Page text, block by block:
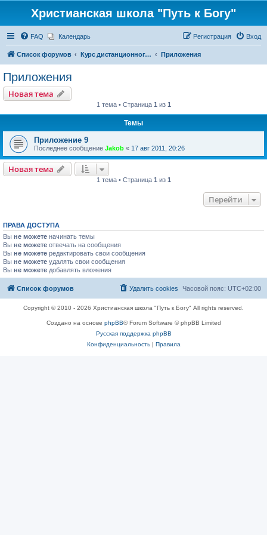
Христианская школа "Путь к Богу"
FAQ Календарь Вход
Регистрация
Список форумов Курс дистанционного обучения "От человека к Богу" Приложения
Приложения
Новая тема
1 тема • Страница 1 из 1
Темы
Приложение 9
Последнее сообщение Jakob « 17 авг 2011, 20:26
Новая тема
1 тема • Страница 1 из 1
Перейти
ПРАВА ДОСТУПА
Вы не можете начинать темы
Вы не можете отвечать на сообщения
Вы не можете редактировать свои сообщения
Вы не можете удалять свои сообщения
Вы не можете добавлять вложения
Список форумов Часовой пояс: UTC+02:00
Удалить cookies
Copyright © 2010 - 2026 Христианская школа "Путь к Богу" All rights reserved.
Создано на основе phpBB® Forum Software © phpBB Limited
Русская поддержка phpBB
Конфиденциальность| Правила